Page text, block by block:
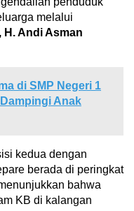
melalui
H. Andi Asman
di SMP Negeri 1
Anak
kedua dengan
berada di peringkat
bahwa
KB di kalangan